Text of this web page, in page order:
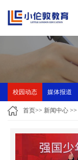
校园动态 媒体报道
首页>> 新闻中心 >>